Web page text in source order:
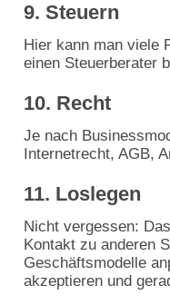
9. Steuern
Hier kann man viele
einen Steuerberater
10. Recht
Je nach
Internetrecht, AGB,
11. Loslegen
Nicht vergessen:
Kontakt zu anderen
Geschäftsmodelle
akzeptieren und